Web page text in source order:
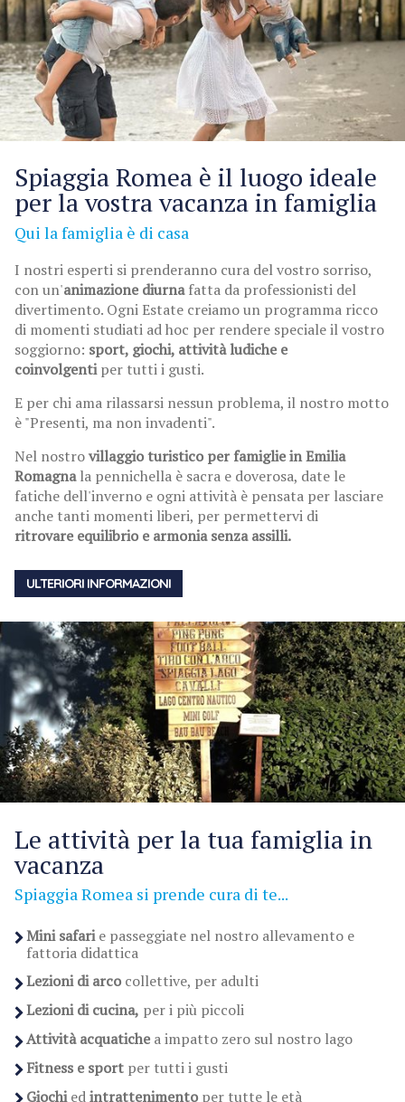
Spiaggia Romea è il luogo ideale
per la vostra vacanza in famiglia
Qui la famiglia è di casa
I nostri esperti si prenderanno cura del vostro sorriso,
con un'animazione diurnafatta da professionisti del
divertimento. Ogni Estate creiamo un programma ricco
di momenti studiati ad hoc per rendere speciale il vostro
soggiorno: sport, giochi, attività ludiche e
coinvolgentiper tutti i gusti.
E per chi ama rilassarsi nessun problema, il nostro motto
è "Presenti, ma non invadenti".
Nel nostrovillaggio turistico per famiglie in Emilia
Romagnala pennichella è sacra e doverosa, date le
fatiche dell'inverno e ogni attività è pensata per lasciare
anche tanti momenti liberi, per permettervi di
ritrovare equilibrio e armonia senza assilli.
ULTERIORI INFORMAZIONI
Le attività per la tua famiglia in
vacanza
Spiaggia Romea si prende cura di te...
Mini safarie passeggiate nel nostro allevamento e
fattoria didattica
Lezioni di arcocollettive, per adulti
Lezioni di cucina, per i più piccoli
Attività acquatichea impatto zero sul nostro lago
Fitness e sportper tutti i gusti
Giochiedintrattenimento per tutte le età